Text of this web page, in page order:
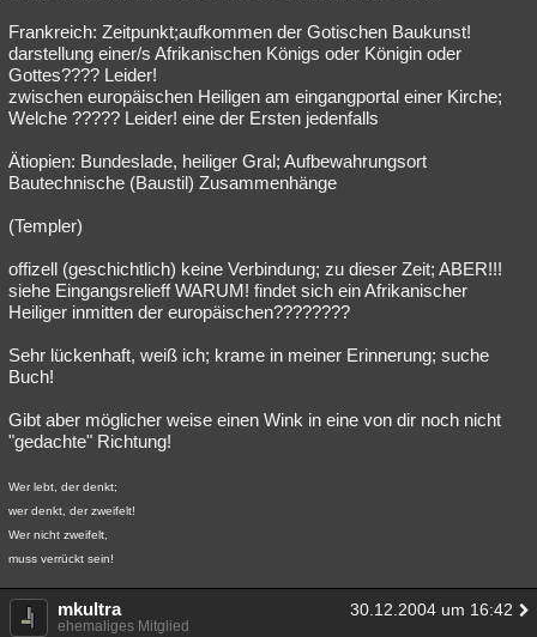
Frankreich: Zeitpunkt;aufkommen der Gotischen Baukunst!
darstellung einer/s Afrikanischen Königs oder Königin oder
Gottes???? Leider!
zwischen europäischen Heiligen am eingangportal einer Kirche;
Welche ????? Leider! eine der Ersten jedenfalls
Ätiopien: Bundeslade, heiliger Gral; Aufbewahrungsort
Bautechnische (Baustil) Zusammenhänge
(Templer)
offizell (geschichtlich) keine Verbindung; zu dieser Zeit; ABER!!!
siehe Eingangsrelieff WARUM! findet sich ein Afrikanischer
Heiliger inmitten der europäischen????????
Sehr lückenhaft, weiß ich; krame in meiner Erinnerung; suche
Buch!
Gibt aber möglicher weise einen Wink in eine von dir noch nicht
"gedachte" Richtung!
Wer lebt, der denkt;
wer denkt, der zweifelt!
Wer nicht zweifelt,
muss verrückt sein!
mkultra 30.12.2004 um 16:42
ehemaliges Mitglied